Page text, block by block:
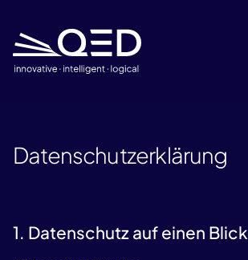
Datenschutzerklärung
1. Datenschutz auf einen Blick